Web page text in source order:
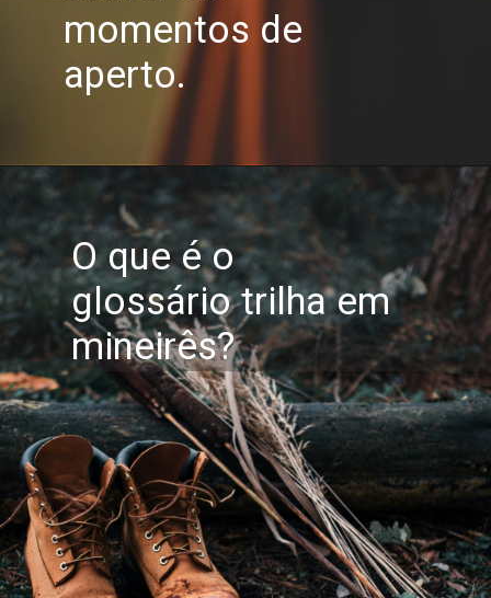
momentos de
aperto.
O que é o
glossário trilha em
mineirês?